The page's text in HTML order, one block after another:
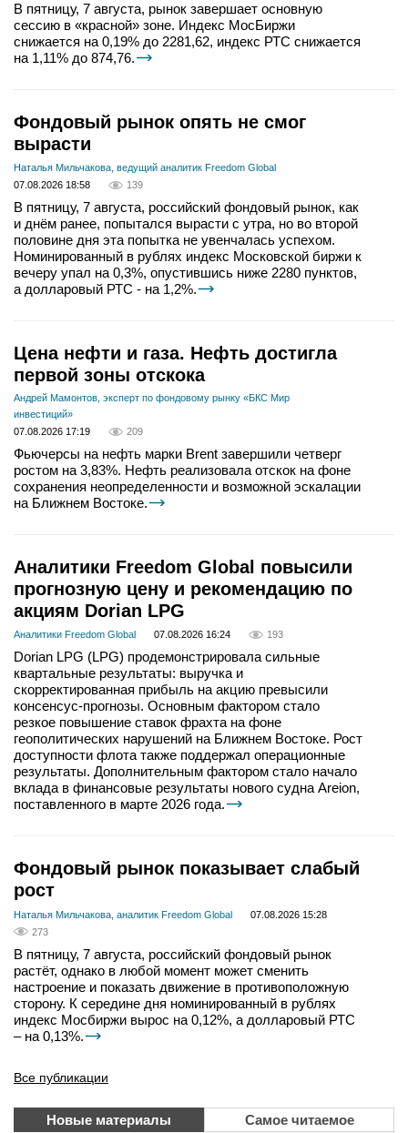
В пятницу, 7 августа, рынок завершает основную
сессию в «красной» зоне. Индекс МосБиржи
снижается на 0,19% до 2281,62, индекс РТС снижается
на 1,11% до 874,76.
Фондовый рынок опять не смог
вырасти
Наталья Мильчакова, ведущий аналитик Freedom Global
07.08.2026 18:58
139
В пятницу, 7 августа, российский фондовый рынок, как
и днём ранее, попытался вырасти с утра, но во второй
половине дня эта попытка не увенчалась успехом.
Номинированный в рублях индекс Московской биржи к
вечеру упал на 0,3%, опустившись ниже 2280 пунктов,
а долларовый РТС - на 1,2%.
Цена нефти и газа. Нефть достигла
первой зоны отскока
Андрей Мамонтов, эксперт по фондовому рынку «БКС Мир
инвестиций»
07.08.2026 17:19
209
Фьючерсы на нефть марки Brent завершили четверг
ростом на 3,83%. Нефть реализовала отскок на фоне
сохранения неопределенности и возможной эскалации
на Ближнем Востоке.
Аналитики Freedom Global повысили
прогнозную цену и рекомендацию по
акциям Dorian LPG
Аналитики Freedom Global 07.08.2026 16:24 193
Dorian LPG (LPG) продемонстрировала сильные
квартальные результаты: выручка и
скорректированная прибыль на акцию превысили
консенсус-прогнозы. Основным фактором стало
резкое повышение ставок фрахта на фоне
геополитических нарушений на Ближнем Востоке. Рост
доступности флота также поддержал операционные
результаты. Дополнительным фактором стало начало
вклада в финансовые результаты нового судна Areion,
поставленного в марте 2026 года.
Фондовый рынок показывает слабый
рост
Наталья Мильчакова, аналитик Freedom Global
07.08.2026 15:28
273
В пятницу, 7 августа, российский фондовый рынок
растёт, однако в любой момент может сменить
настроение и показать движение в противоположную
сторону. К середине дня номинированный в рублях
индекс Мосбиржи вырос на 0,12%, а долларовый РТС
– на 0,13%.
Все публикации
Новые материалы Самое читаемое